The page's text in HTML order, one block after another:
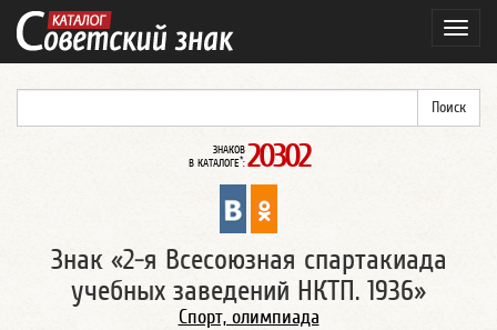
ЗНАКОВ
В КАТАЛОГЕ*: 20302
Знак «2-я Всесоюзная спартакиада
учебных заведений НКТП. 1936»
Спорт, олимпиада